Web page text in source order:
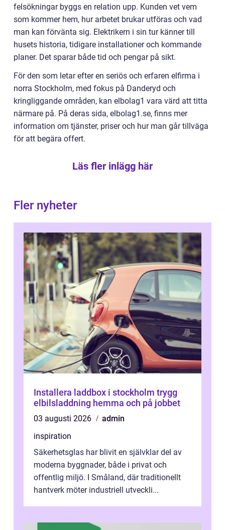
felsökningar byggs en relation upp. Kunden vet vem
som kommer hem, hur arbetet brukar utföras och vad
man kan förvänta sig. Elektrikern i sin tur känner till
husets historia, tidigare installationer och kommande
planer. Det sparar både tid och pengar på sikt.
För den som letar efter en seriös och erfaren elfirma i
norra Stockholm, med fokus på Danderyd och
kringliggande områden, kan elbolag1 vara värd att titta
närmare på. På deras sida, elbolag1.se, finns mer
information om tjänster, priser och hur man går tillväga
för att begära offert.
Läs fler inlägg här
Fler nyheter
Installera laddbox i stockholm trygg
elbilsladdning hemma och på jobbet
03 augusti 2026
admin
inspiration
Säkerhetsglas har blivit en självklar del av
moderna byggnader, både i privat och
offentlig miljö. I Småland, där traditionellt
hantverk möter industriell utveckli...